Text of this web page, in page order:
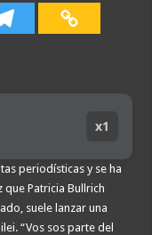
x1
periodísticas y se ha
Patricia Bullrich
suele lanzar una
“Vos sos parte del